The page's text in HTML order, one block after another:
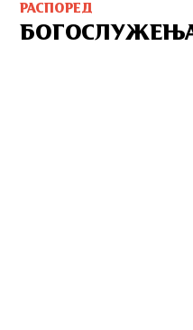
РАСПОРЕД